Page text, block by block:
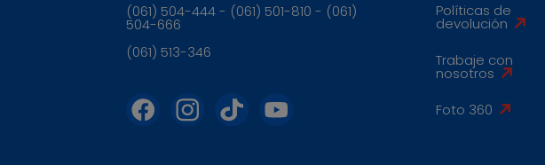
(061) 504-444 - (061) 501-810 - (061)
504-666
(061) 513-346
Políticas de
devolución
Trabaje con
nosotros
Foto 360